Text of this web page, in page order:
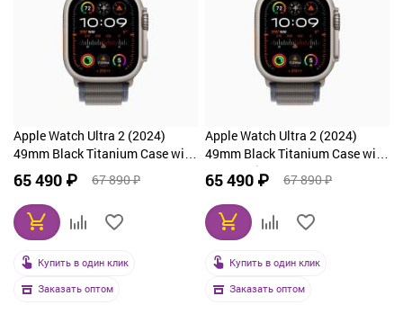
Apple Watch Ultra 2 (2024)
49mm Black Titanium Case with
Ice Blue Ocean Band
65 490 ₽ 67 890 ₽
Купить в один клик
Заказать оптом
Apple Watch Ultra 2 (2024)
49mm Black Titanium Case with
Navy Alpine Loop Large
65 490 ₽ 67 890 ₽
Купить в один клик
Заказать оптом